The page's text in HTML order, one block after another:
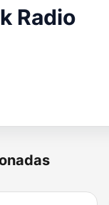
Radio